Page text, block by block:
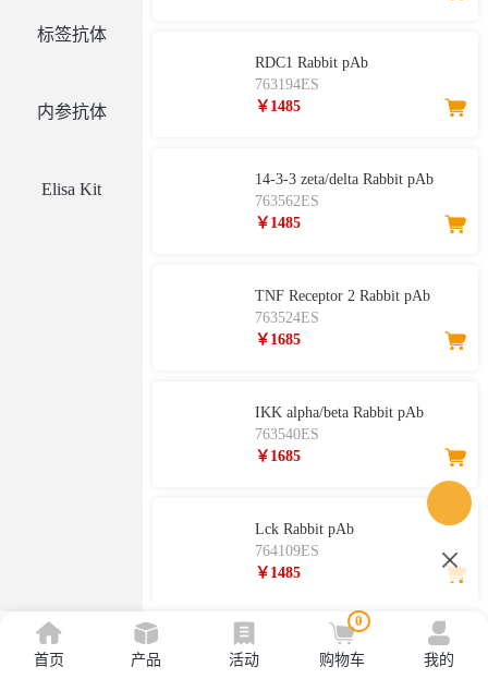
标签抗体
内参抗体
Elisa Kit
RDC1 Rabbit pAb
763194ES
￥1485
14-3-3 zeta/delta Rabbit pAb
763562ES
￥1485
TNF Receptor 2 Rabbit pAb
763524ES
￥1685
IKK alpha/beta Rabbit pAb
763540ES
￥1685
Lck Rabbit pAb
764109ES
￥1485
SRF Rabbit pAb
763779ES
首页 产品 活动
0
购物车 我的